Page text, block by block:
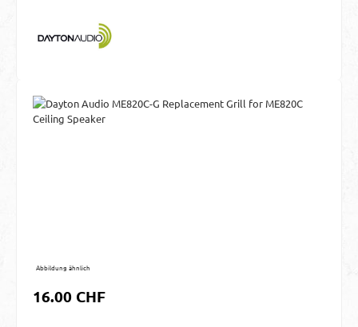
Bildergalerie überspringen
Abbildung ähnlich
Regulärer Preis:
16.00 CHF